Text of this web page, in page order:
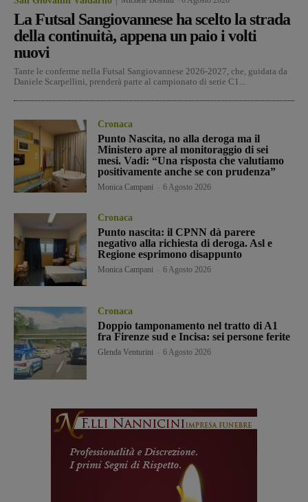
La Futsal Sangiovannese ha scelto la strada
della continuità, appena un paio i volti
nuovi
Tante le conferme nella Futsal Sangiovannese 2026-2027, che, guidata da
Daniele Scarpellini, prenderà parte al campionato di serie C1...
Cronaca
Punto Nascita, no alla deroga ma il
Ministero apre al monitoraggio di sei
mesi. Vadi: “Una risposta che valutiamo
positivamente anche se con prudenza”
Monica Campani 6 Agosto 2026
Cronaca
Punto nascita: il CPNN dà parere
negativo alla richiesta di deroga. Asl e
Regione esprimono disappunto
Monica Campani 6 Agosto 2026
Cronaca
Doppio tamponamento nel tratto di A1
fra Firenze sud e Incisa: sei persone ferite
Glenda Venturini 6 Agosto 2026